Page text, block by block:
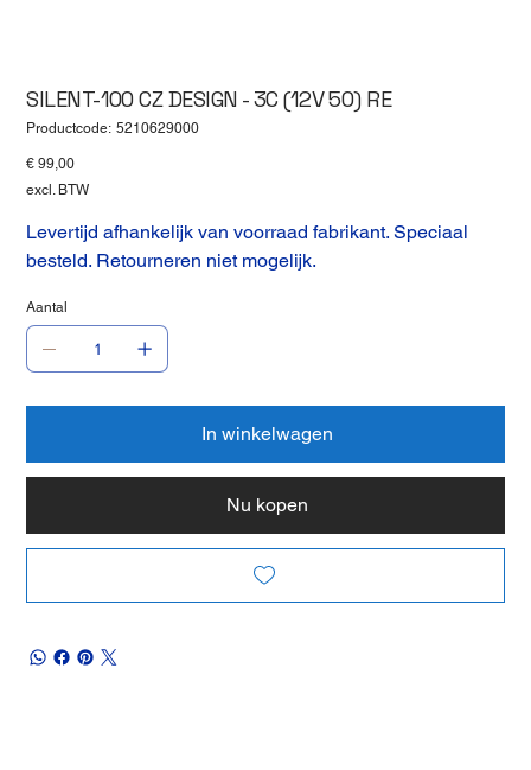
SILENT-100 CZ DESIGN - 3C (12V 50) RE
Productcode: Productcode
5210629000
Prijs
€ 99,00
excl. BTW
Levertijd afhankelijk van voorraad fabrikant. Speciaal
besteld. Retourneren niet mogelijk.
Aantal
In winkelwagen
Nu kopen